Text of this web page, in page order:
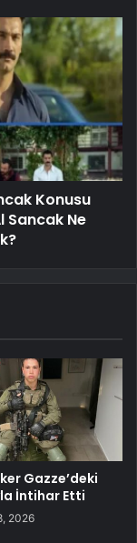
Konusu
Sancak Ne
Gazze’deki
İntihar Etti
2026